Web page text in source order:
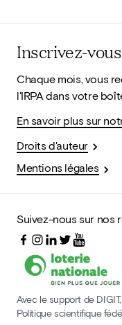
Inscrivez-
Chaque mois, vous
l'IRPA dans votre
En savoir plus sur
Droits d'auteur
Mentions légales
Suivez-nous sur nos
Avec le support de
Politique scientifique